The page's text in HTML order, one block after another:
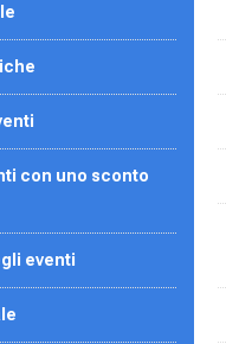
con uno sconto
eventi